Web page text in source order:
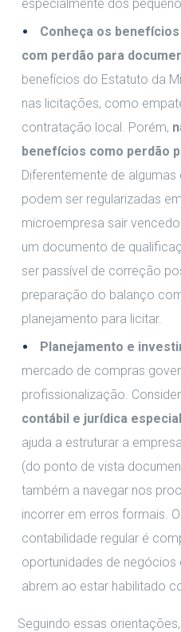
especialmente dos
Conheça os
com perdão para
benefícios do Estatuto da
nas licitações, como
contratação local. Porém,
benefícios como perdão
Diferentemente de
podem ser regularizadas
microempresa sair
um documento de
ser passível de correção
preparação do balanço
planejamento para licitar.
Planejamento e
mercado de compras
profissionalização.
contábil e jurídica
ajuda a estruturar a
(do ponto de vista
também a navegar nos
incorrer em erros formais.
contabilidade regular é
oportunidades de
abrem ao estar habilitado
Seguindo essas